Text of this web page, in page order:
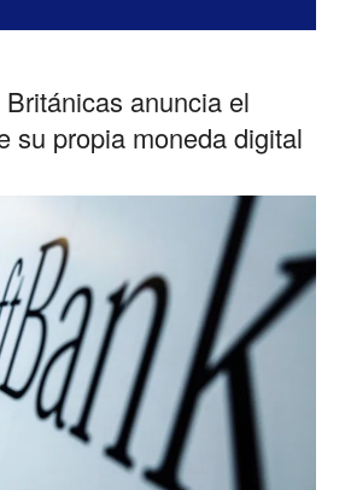
anuncia el
su propia moneda digital